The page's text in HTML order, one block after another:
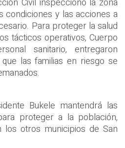
condiciones y las acciones a
Para proteger la salud
tácticos operativos, Cuerpo
sanitario, entregaron
las familias en riesgo se
Bukele mantendrá las
proteger a la población,
otros municipios de San